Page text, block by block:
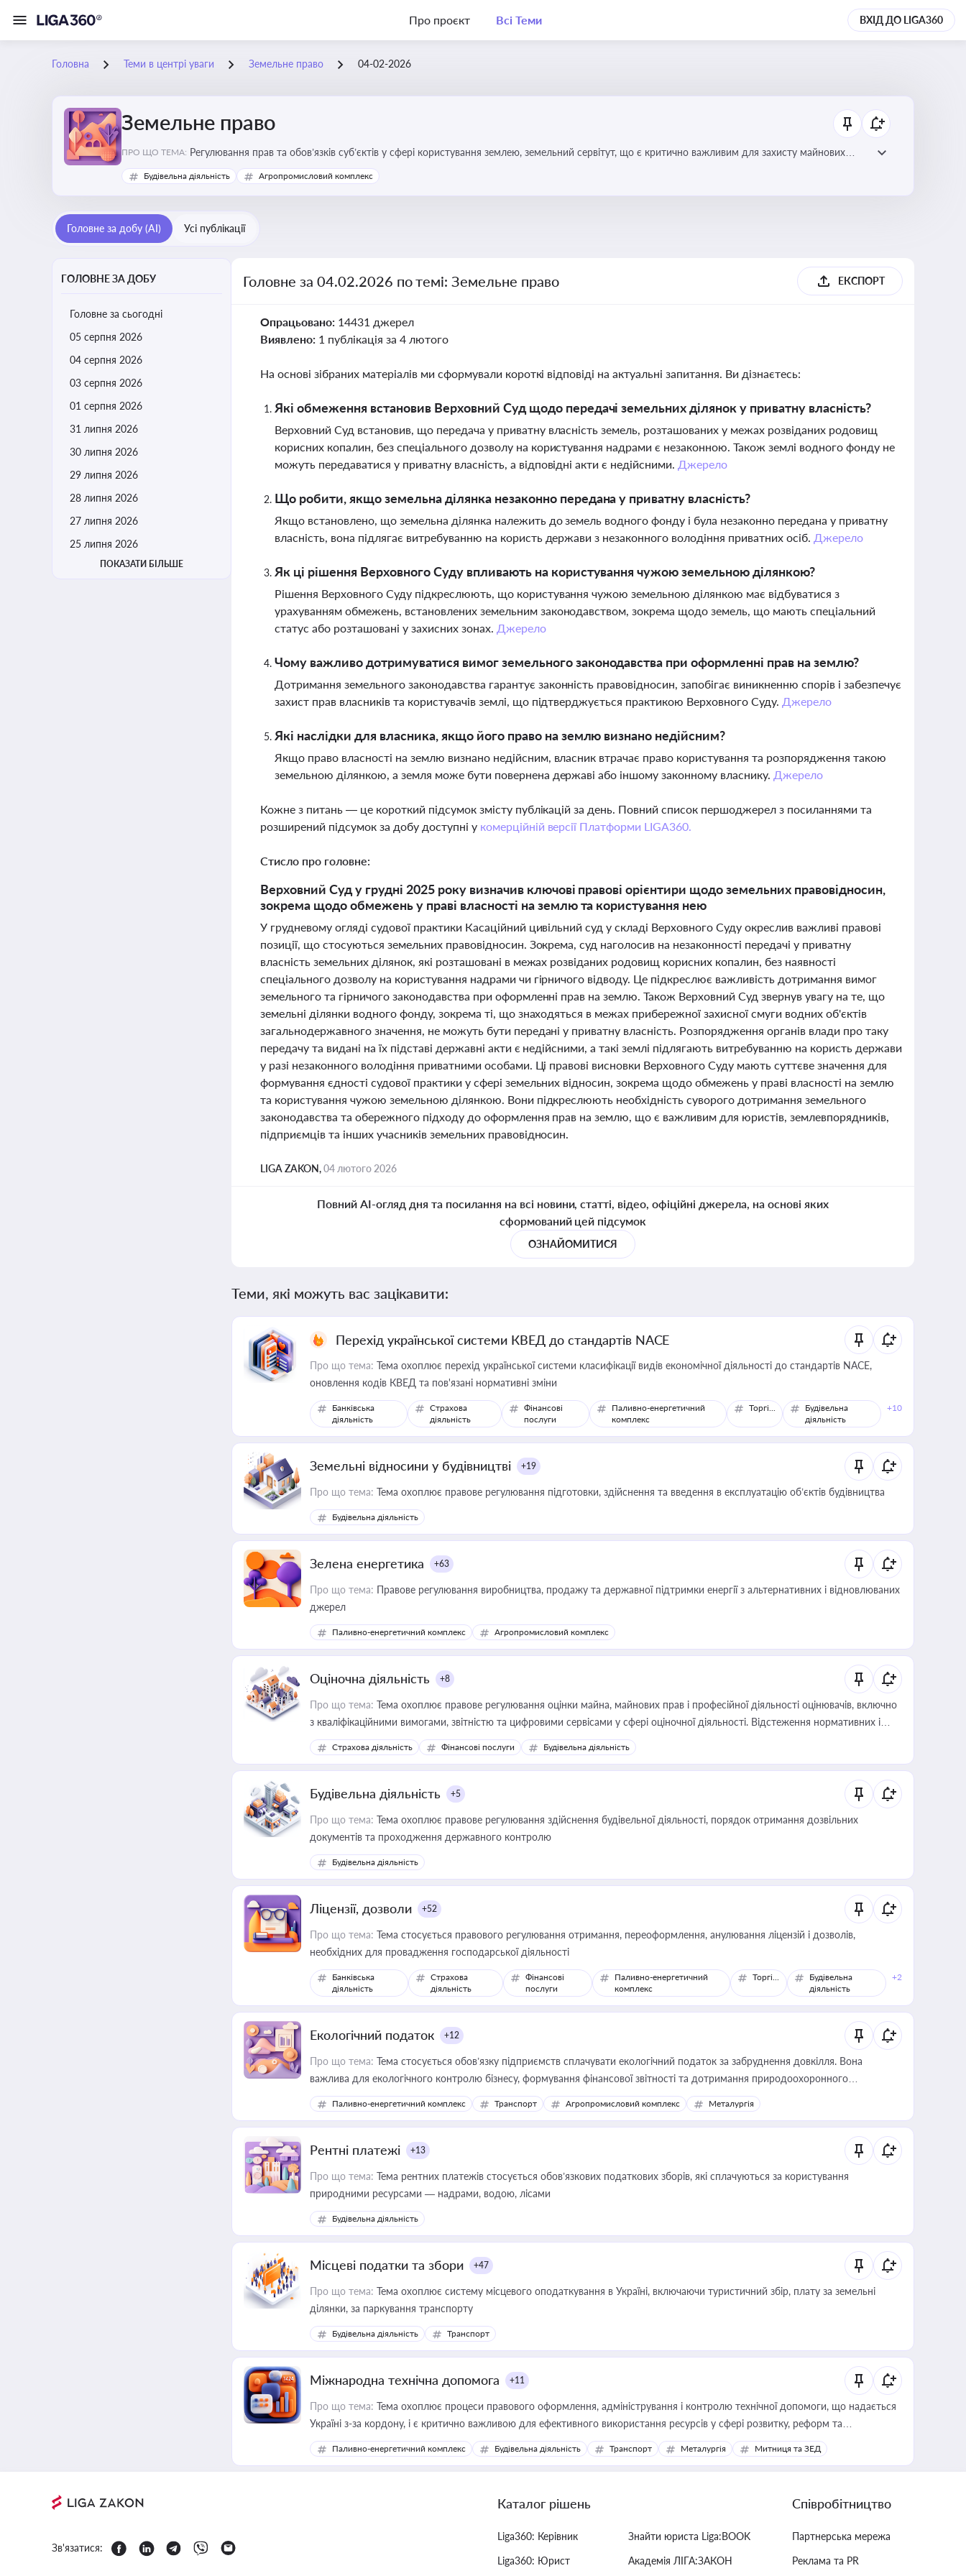
Про проєкт Всі Теми ВХІД ДО LIGA360
Головна Теми в центрі уваги Земельне право 04-02-2026
Земельне право
ПРО ЩО ТЕМА: Регулювання прав та обов’язків суб’єктів у сфері користування землею, земельний сервітут, що є критично важливим для захисту майнових
прав власників, орендарів та держави, а також для ефективного управління земельними ресурсами
Будівельна діяльність Агропромисловий комплекс
Головне за добу (AI) Усі публікації
ГОЛОВНЕ ЗА ДОБУ
Головне за сьогодні
05 серпня 2026
04 серпня 2026
03 серпня 2026
01 серпня 2026
31 липня 2026
30 липня 2026
29 липня 2026
28 липня 2026
27 липня 2026
25 липня 2026
ПОКАЗАТИ БІЛЬШЕ
Головне за 04.02.2026 по темі: Земельне право ЕКСПОРТ
Опрацьовано: 14431 джерел
Виявлено: 1 публікація за 4 лютого
На основі зібраних матеріалів ми сформували короткі відповіді на актуальні запитання. Ви дізнаєтесь:
Які обмеження встановив Верховний Суд щодо передачі земельних ділянок у приватну власність?
Верховний Суд встановив, що передача у приватну власність земель, розташованих у межах розвіданих родовищ
корисних копалин, без спеціального дозволу на користування надрами є незаконною. Також землі водного фонду не
можуть передаватися у приватну власність, а відповідні акти є недійсними. Джерело
Що робити, якщо земельна ділянка незаконно передана у приватну власність?
Якщо встановлено, що земельна ділянка належить до земель водного фонду і була незаконно передана у приватну
власність, вона підлягає витребуванню на користь держави з незаконного володіння приватних осіб. Джерело
Як ці рішення Верховного Суду впливають на користування чужою земельною ділянкою?
Рішення Верховного Суду підкреслюють, що користування чужою земельною ділянкою має відбуватися з
урахуванням обмежень, встановлених земельним законодавством, зокрема щодо земель, що мають спеціальний
статус або розташовані у захисних зонах. Джерело
Чому важливо дотримуватися вимог земельного законодавства при оформленні прав на землю?
Дотримання земельного законодавства гарантує законність правовідносин, запобігає виникненню спорів і забезпечує
захист прав власників та користувачів землі, що підтверджується практикою Верховного Суду. Джерело
Які наслідки для власника, якщо його право на землю визнано недійсним?
Якщо право власності на землю визнано недійсним, власник втрачає право користування та розпорядження такою
земельною ділянкою, а земля може бути повернена державі або іншому законному власнику. Джерело
Кожне з питань — це короткий підсумок змісту публікацій за день. Повний список першоджерел з посиланнями та
розширений підсумок за добу доступні у комерційній версії Платформи LIGA360.
Стисло про головне:
Верховний Суд у грудні 2025 року визначив ключові правові орієнтири щодо земельних правовідносин,
зокрема щодо обмежень у праві власності на землю та користування нею
У грудневому огляді судової практики Касаційний цивільний суд у складі Верховного Суду окреслив важливі правові
позиції, що стосуються земельних правовідносин. Зокрема, суд наголосив на незаконності передачі у приватну
власність земельних ділянок, які розташовані в межах розвіданих родовищ корисних копалин, без наявності
спеціального дозволу на користування надрами чи гірничого відводу. Це підкреслює важливість дотримання вимог
земельного та гірничого законодавства при оформленні прав на землю. Також Верховний Суд звернув увагу на те, що
земельні ділянки водного фонду, зокрема ті, що знаходяться в межах прибережної захисної смуги водних об'єктів
загальнодержавного значення, не можуть бути передані у приватну власність. Розпорядження органів влади про таку
передачу та видані на їх підставі державні акти є недійсними, а такі землі підлягають витребуванню на користь держави
у разі незаконного володіння приватними особами. Ці правові висновки Верховного Суду мають суттєве значення для
формування єдності судової практики у сфері земельних відносин, зокрема щодо обмежень у праві власності на землю
та користування чужою земельною ділянкою. Вони підкреслюють необхідність суворого дотримання земельного
законодавства та обережного підходу до оформлення прав на землю, що є важливим для юристів, землевпорядників,
підприємців та інших учасників земельних правовідносин.
LIGA ZAKON,04 лютого 2026
Повний AI-огляд дня та посилання на всі новини, статті, відео, офіційні джерела, на основі яких
сформований цей підсумок
ОЗНАЙОМИТИСЯ
Теми, які можуть вас зацікавити:
Перехід української системи КВЕД до стандартів NACE
Про що тема: Тема охоплює перехід української системи класифікації видів економічної діяльності до стандартів NACE,
оновлення кодів КВЕД та пов'язані нормативні зміни
Банківська
діяльність
Страхова
діяльність
Фінансові
послуги
Паливно-енергетичний
комплекс
Торгівля
Будівельна
діяльність
+10
Земельні відносини у будівництві +19
Про що тема: Тема охоплює правове регулювання підготовки, здійснення та введення в експлуатацію об’єктів будівництва
Будівельна діяльність
Зелена енергетика +63
Про що тема: Правове регулювання виробництва, продажу та державної підтримки енергії з альтернативних і відновлюваних
джерел
Паливно-енергетичний комплекс Агропромисловий комплекс
Оціночна діяльність +8
Про що тема: Тема охоплює правове регулювання оцінки майна, майнових прав і професійної діяльності оцінювачів, включно
з кваліфікаційними вимогами, звітністю та цифровими сервісами у сфері оціночної діяльності. Відстеження нормативних і
медійних змін у цій сфері корисне для власника бізнесу, керівника, юриста або бухгалтера під час оподаткування,
приватизації, оренди державного майна, корпоративних угод і перевірки статусу суб'єктів оціночної діяльності
Страхова діяльність Фінансові послуги Будівельна діяльність
Будівельна діяльність +5
Про що тема: Тема охоплює правове регулювання здійснення будівельної діяльності, порядок отримання дозвільних
документів та проходження державного контролю
Будівельна діяльність
Ліцензії, дозволи +52
Про що тема: Тема стосується правового регулювання отримання, переоформлення, анулювання ліцензій і дозволів,
необхідних для провадження господарської діяльності
Банківська
діяльність
Страхова
діяльність
Фінансові
послуги
Паливно-енергетичний
комплекс
Торгівля
Будівельна
діяльність
+2
Екологічний податок +12
Про що тема: Тема стосується обов’язку підприємств сплачувати екологічний податок за забруднення довкілля. Вона
важлива для екологічного контролю бізнесу, формування фінансової звітності та дотримання природоохоронного
законодавства
Паливно-енергетичний комплекс Транспорт Агропромисловий комплекс Металургія
Рентні платежі +13
Про що тема: Тема рентних платежів стосується обов’язкових податкових зборів, які сплачуються за користування
природними ресурсами — надрами, водою, лісами
Будівельна діяльність
Місцеві податки та збори +47
Про що тема: Тема охоплює систему місцевого оподаткування в Україні, включаючи туристичний збір, плату за земельні
ділянки, за паркування транспорту
Будівельна діяльність Транспорт
Міжнародна технічна допомога +11
Про що тема: Тема охоплює процеси правового оформлення, адміністрування і контролю технічної допомоги, що надається
Україні з-за кордону, і є критично важливою для ефективного використання ресурсів у сфері розвитку, реформ та
інфраструктурних проєктів
Паливно-енергетичний комплекс Будівельна діяльність Транспорт Металургія Митниця та ЗЕД
Зв'язатися:
Каталог рішень
Liga360: Керівник
Liga360: Юрист
Знайти юриста Liga:BOOK
Академія ЛІГА:ЗАКОН
Співробітництво
Партнерська мережа
Реклама та PR